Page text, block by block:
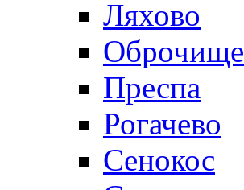
Ляхово
Оброчище
Преспа
Рогачево
Сенокос